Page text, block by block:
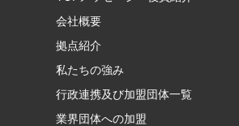
会社概要
拠点紹介
私たちの強み
行政連携及び加盟団体一覧
業界団体への加盟